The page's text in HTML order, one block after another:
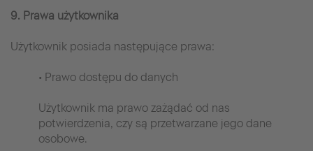
9. Prawa użytkownika
Użytkownik posiada następujące prawa:
• Prawo dostępu do danych
Użytkownik ma prawo zażądać od nas
potwierdzenia, czy są przetwarzane jego dane
osobowe.